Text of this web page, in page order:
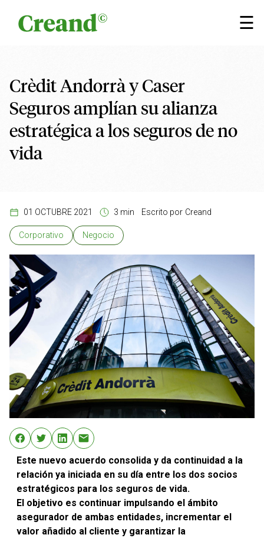
☰
×
Crèdit Andorrà y Caser
Seguros amplían su alianza
estratégica a los seguros de no
vida
01 OCTUBRE 2021 3 min Escrito por Creand
Corporativo Negocio
Este nuevo acuerdo consolida y da continuidad a la
relación ya iniciada en su día entre los dos socios
estratégicos para los seguros de vida.
El objetivo es continuar impulsando el ámbito
asegurador de ambas entidades, incrementar el
valor añadido al cliente y garantizar la